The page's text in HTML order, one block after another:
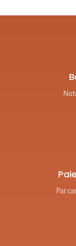
Par